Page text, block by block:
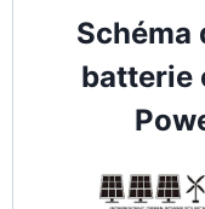
Schéma
batterie